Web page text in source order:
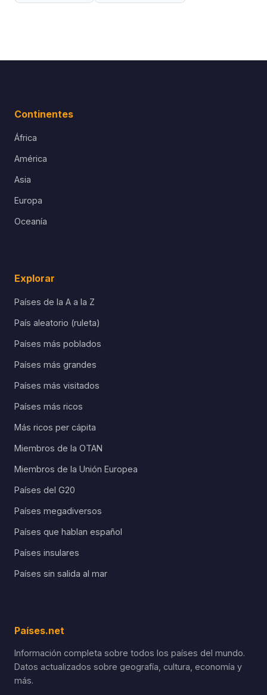
Continentes
África
América
Asia
Europa
Oceanía
Explorar
Países de la A a la Z
País aleatorio (ruleta)
Países más poblados
Países más grandes
Países más visitados
Países más ricos
Más ricos per cápita
Miembros de la OTAN
Miembros de la Unión Europea
Países del G20
Países megadiversos
Países que hablan español
Países insulares
Países sin salida al mar
Países.net
Información completa sobre todos los países del mundo.
Datos actualizados sobre geografía, cultura, economía y
más.